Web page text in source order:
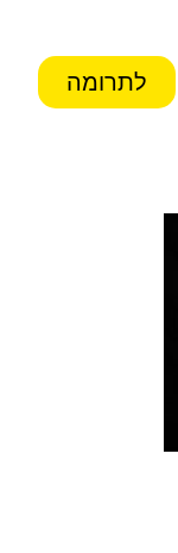
לתרומה